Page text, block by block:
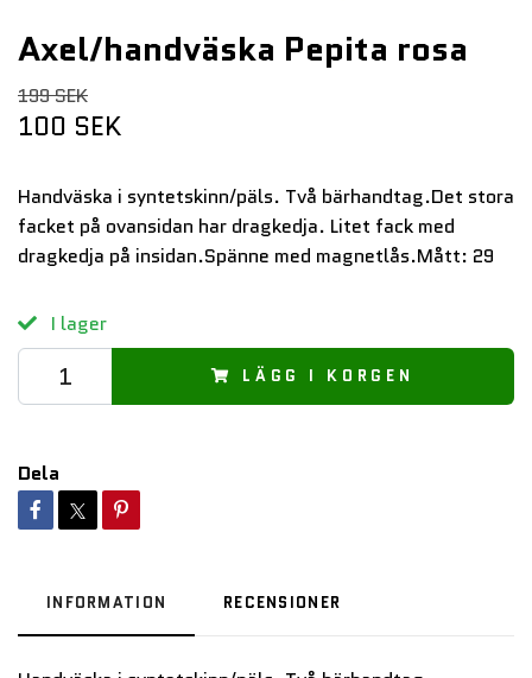
Axel/handväska Pepita rosa
199 SEK
100 SEK
Handväska i syntetskinn/päls. Två bärhandtag.Det stora
facket på ovansidan har dragkedja. Litet fack med
dragkedja på insidan.Spänne med magnetlås.Mått: 29
I lager
LÄGG I KORGEN
Dela
INFORMATION RECENSIONER